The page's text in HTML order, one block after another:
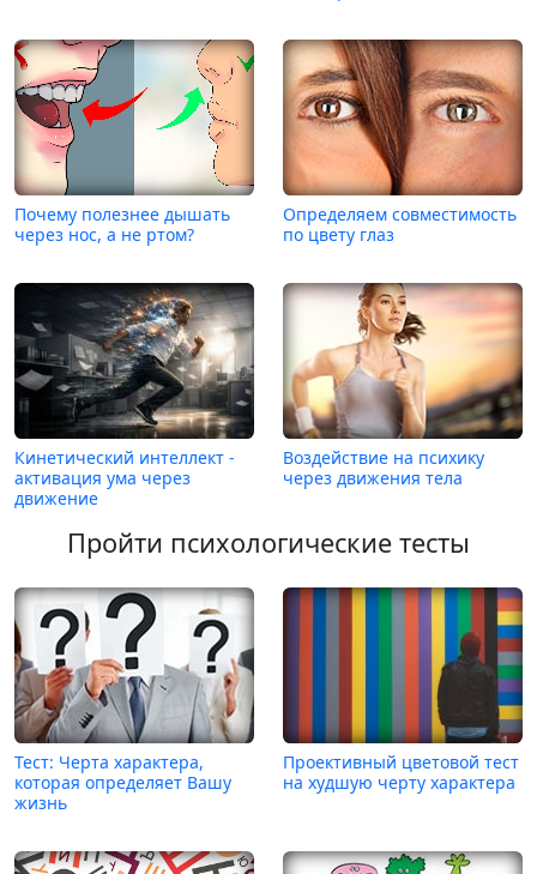
Почему полезнее дышать
через нос, а не ртом?
Определяем совместимость
по цвету глаз
Кинетический интеллект -
активация ума через
движение
Воздействие на психику
через движения тела
Пройти психологические тесты
Тест: Черта характера,
которая определяет Вашу
жизнь
Проективный цветовой тест
на худшую черту характера